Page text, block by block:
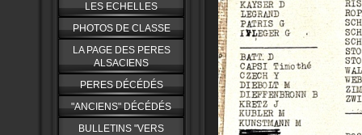
LES ECHELLES
PHOTOS DE CLASSE
LA PAGE DES PERES
ALSACIENS
PERES DÉCÉDÉS
"ANCIENS" DÉCÉDÉS
BULLETINS "VERS